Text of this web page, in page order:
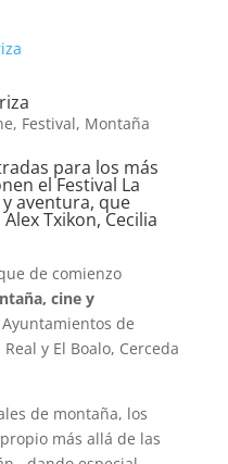
, Festival, Montaña
para los más
el Festival La
aventura, que
Txikon, Cecilia
de comienzo
cine y
de
y El Boalo, Cerceda
de montaña, los
más allá de las